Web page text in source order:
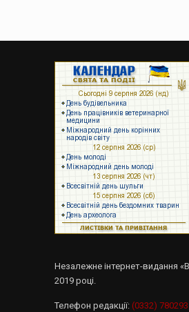
Незалежне інтернет-видання
2019 році.
Телефон редакції:(0332) 780293